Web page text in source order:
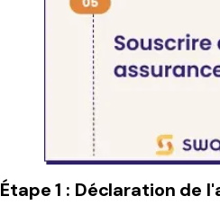
Étape 1 : Déclaration de